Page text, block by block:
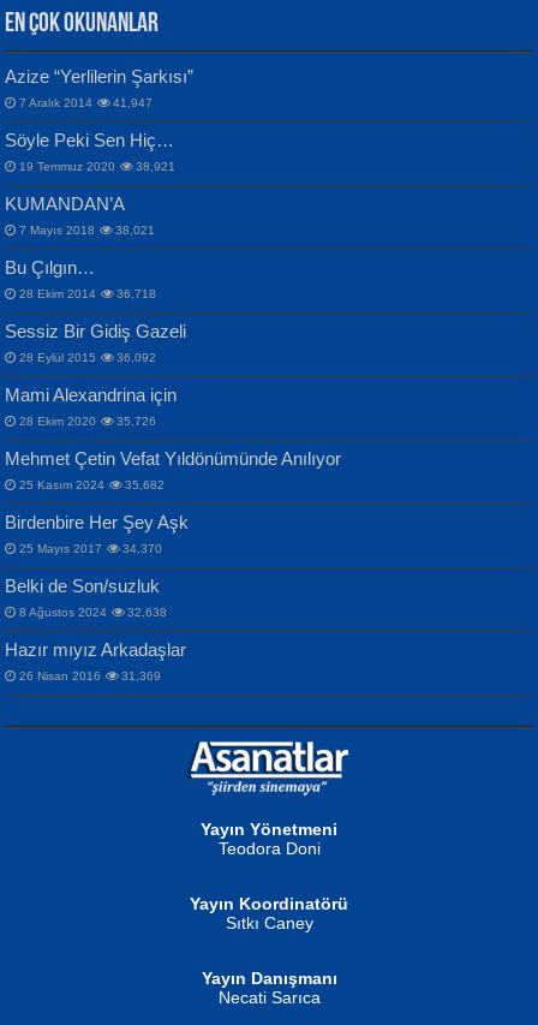
VAHDETTİN YİĞİTCAN
Samimiyet Nedir?...
İPEK ACAR SERT
Gazze’nin Şecaati, Ümmetin İmtihanı...
MAHMUT GÜRBÜZ
İbrahim Olmak ve Bitirebilmek...
NURAN KÖSE BAYDAR
Bülent Sağlam
Mescid-i Aksâ Üstüne Ay!...
Selahattin Yıldız
İdrakimle Üşürken...
Songül Özel
Mahzen...
Ben Deniz Değilim ki...
CAHİT SITKI TARANCI
Otuz Beş Yaş Şiiri...
ERDEM BAYAZIT
Sana, Bana, Vatanıma, Ülkemin
İnsanlarına Dair...
NAZIM HİKMET RAN
Bir Cezaevinde, Tecritteki Adamın
Mektupları...
EN ÇOK OKUNANLAR
Azize “Yerlilerin Şarkısı”
7 Aralık 2014 41,947
Söyle Peki Sen Hiç…
19 Temmuz 2020 38,921
KUMANDAN’A
7 Mayıs 2018 38,021
Bu Çılgın…
28 Ekim 2014 36,718
Sessiz Bir Gidiş Gazeli
28 Eylül 2015 36,092
Mami Alexandrina için
28 Ekim 2020 35,726
Mehmet Çetin Vefat Yıldönümünde Anılıyor
25 Kasım 2024 35,682
Birdenbire Her Şey Aşk
25 Mayıs 2017 34,370
Belki de Son/suzluk
8 Ağustos 2024 32,638
Hazır mıyız Arkadaşlar
26 Nisan 2016 31,369
Yayın Yönetmeni
Teodora Doni
Yayın Koordinatörü
Sıtkı Caney
Yayın Danışmanı
Necati Sarıca